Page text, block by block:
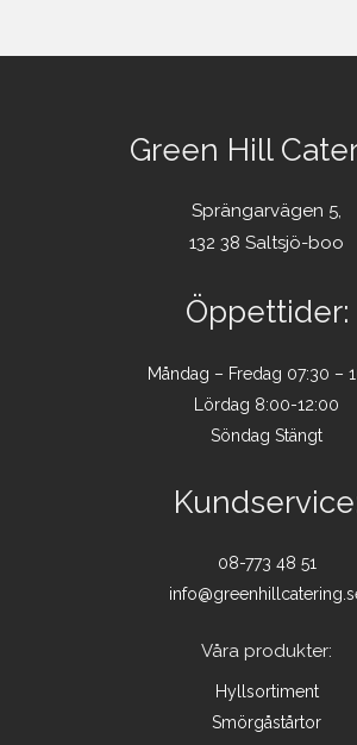
Green Hill
Sprängarvägen 5,
132 38 Saltsjö-boo
Öppettider:
Måndag – Fredag 07:30 –
Lördag 8:00-12:00
Söndag Stängt
08-773 48 51
Våra produkter:
Hyllsortiment
Smörgåstårtor